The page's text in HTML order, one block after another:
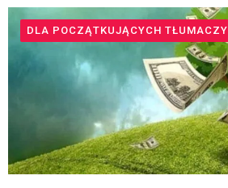
DLA POCZĄTKUJĄCYCH TŁUMACZY